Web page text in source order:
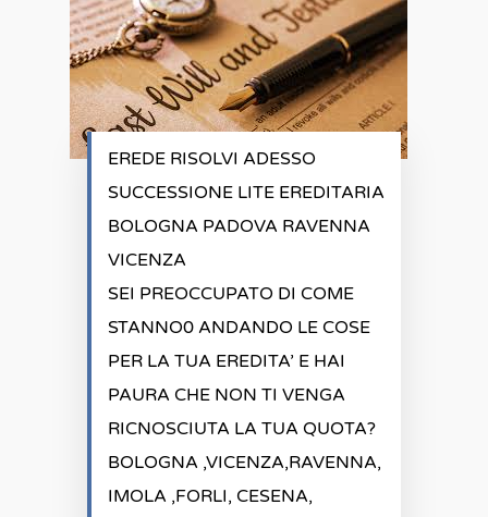
EREDE RISOLVI ADESSO
SUCCESSIONE LITE EREDITARIA
BOLOGNA PADOVA RAVENNA
VICENZA
SEI PREOCCUPATO DI COME
STANNO0 ANDANDO LE COSE
PER LA TUA EREDITA’ E HAI
PAURA CHE NON TI VENGA
RICNOSCIUTA LA TUA QUOTA?
BOLOGNA ,VICENZA,RAVENNA,
IMOLA ,FORLI, CESENA,